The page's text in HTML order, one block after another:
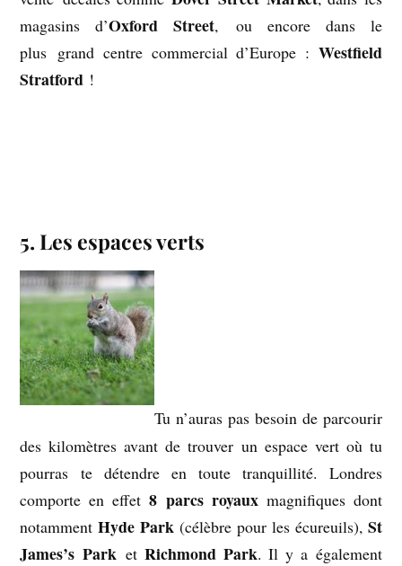
magasins d’Oxford Street, ou encore dans le
plus grand centre commercial d’Europe : Westfield
Stratford !
5. Les espaces verts
Tu n’auras pas besoin de parcourir
des kilomètres avant de trouver un espace vert où tu
pourras te détendre en toute tranquillité. Londres
comporte en effet8 parcs royauxmagnifiques dont
notammentHyde Park (célèbre pour les écureuils), St
James’s Park et Richmond Park. Il y a également